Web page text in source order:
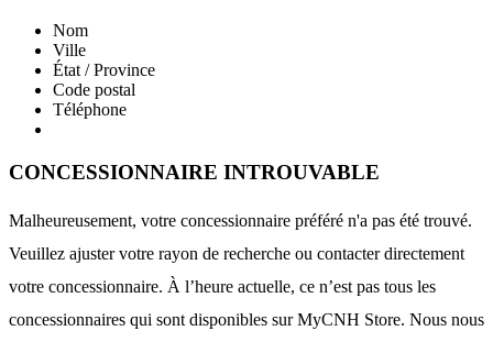
Nom
Ville
État / Province
Code postal
Téléphone
CONCESSIONNAIRE INTROUVABLE
Malheureusement, votre concessionnaire préféré n'a pas été trouvé.
Veuillez ajuster votre rayon de recherche ou contacter directement
votre concessionnaire. À l’heure actuelle, ce n’est pas tous les
concessionnaires qui sont disponibles sur MyCNH Store. Nous nous